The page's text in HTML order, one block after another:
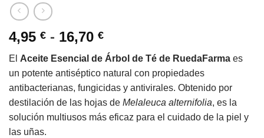
4,95 € - 16,70 €Rango
de
precios:
desde
4,95 €
hasta
16,70 €
El Aceite Esencial de Árbol de Té de RuedaFarma es
un potente antiséptico natural con propiedades
antibacterianas, fungicidas y antivirales. Obtenido por
destilación de las hojas de Melaleuca alternifolia, es la
solución multiusos más eficaz para el cuidado de la piel y
las uñas.